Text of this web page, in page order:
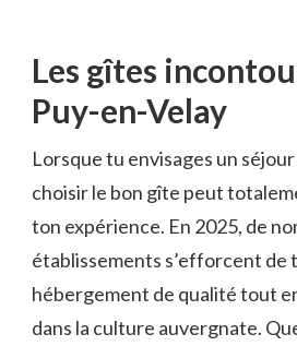
Les gîtes
Puy-en-Velay
Lorsque tu envisages un séjour
choisir le bon gîte peut
ton expérience. En 2025, de
établissements s’efforcent de
hébergement de qualité tout
dans la culture auvergnate.